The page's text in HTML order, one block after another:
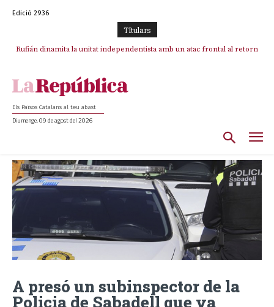
Edició 2936
TItulars
Rufián dinamita la unitat independentista amb un atac frontal al retorn
Els Països Catalans al teu abast
Diumenge, 09 de agost del 2026
A presó un subinspector de la
Policia de Sabadell que va